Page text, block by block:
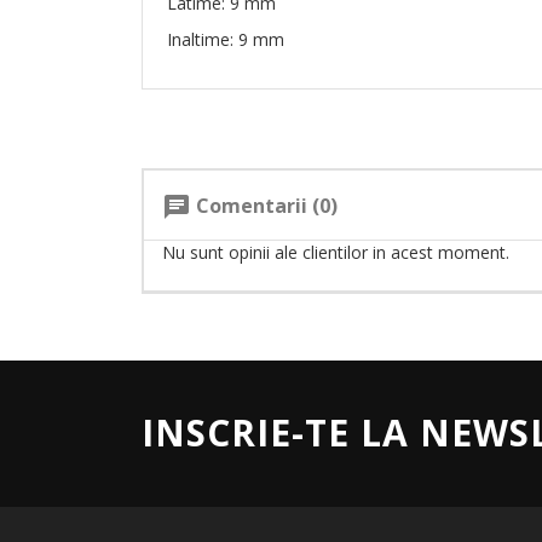
Inaltime: 9 mm
chat Comentarii (0)
Nu sunt opinii ale clientilor in acest moment.
INSCRIE-TE LA